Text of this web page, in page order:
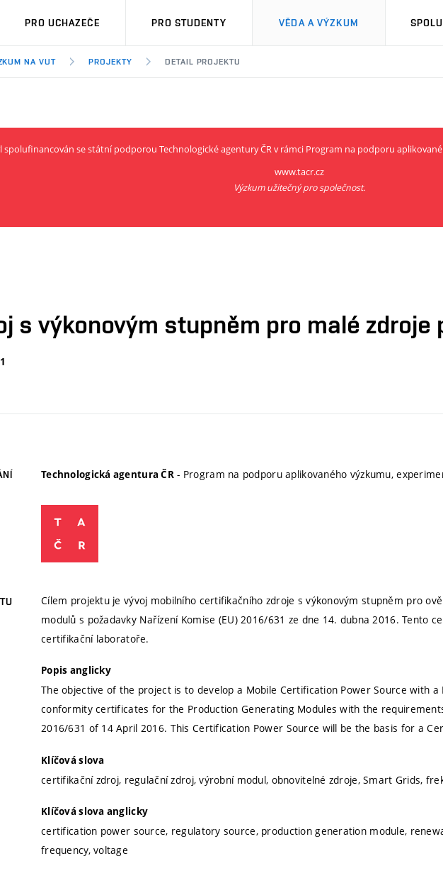
PRO UCHAZEČE PRO STUDENTY VĚDA A VÝZKUM
NA VUT PROJEKTY DETAIL PROJEKTU
se státní podporou Technologické agentury ČR v rámci Program na podporu
www.tacr.cz
Výzkum užitečný pro společnost.
s výkonovým stupněm pro malé zdroje
Technologická agentura ČR - Program na podporu aplikovaného výzkumu,
Cílem projektu je vývoj mobilního certifikačního zdroje s výkonovým stupněm pro
modulů s požadavky Nařízení Komise (EU) 2016/631 ze dne 14. dubna 2016. Tento
certifikační laboratoře.
Popis anglicky
The objective of the project is to develop a Mobile Certification Power Source with
conformity certificates for the Production Generating Modules with the
2016/631 of 14 April 2016. This Certification Power Source will be the basis for a
Klíčová slova
certifikační zdroj, regulační zdroj, výrobní modul, obnovitelné zdroje, Smart Grids,
Klíčová slova anglicky
certification power source, regulatory source, production generation module,
frequency, voltage